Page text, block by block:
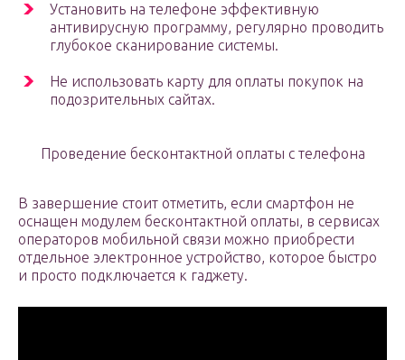
Установить на телефоне эффективную
антивирусную программу, регулярно проводить
глубокое сканирование системы.
Не использовать карту для оплаты покупок на
подозрительных сайтах.
Проведение бесконтактной оплаты с телефона
В завершение стоит отметить, если смартфон не
оснащен модулем бесконтактной оплаты, в сервисах
операторов мобильной связи можно приобрести
отдельное электронное устройство, которое быстро
и просто подключается к гаджету.